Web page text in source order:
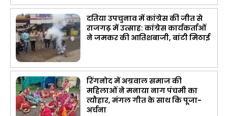
दतिया उपचुनाव में कांग्रेस की जीत से
राजगढ़ में उत्साह: कांग्रेस कार्यकर्ताओं
ने जमकर की आतिशबाजी, बांटी मिठाई
रिंगनोद में अग्रवाल समाज की
महिलाओं ने मनाया नाग पंचमी का
त्यौहार, मंगल गीत के साथ कि पूजा-
अर्चना